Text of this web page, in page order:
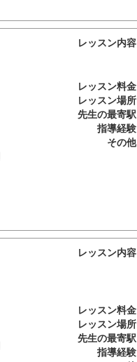
レッスン内容
レッスン料金
レッスン場所
先生の最寄駅
指導経験
その他
レッスン内容
レッスン料金
レッスン場所
先生の最寄駅
指導経験